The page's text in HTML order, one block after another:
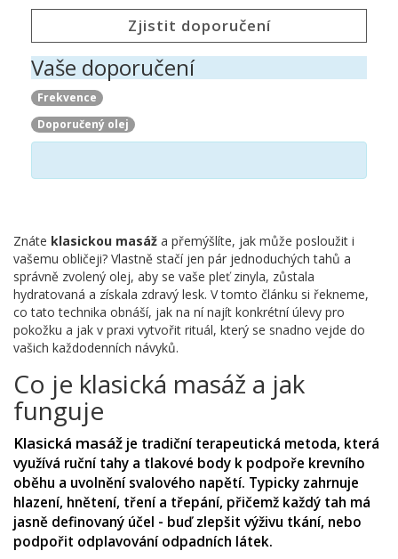
Zjistit doporučení
Vaše doporučení
Frekvence
Doporučený olej
Znáte klasickou masáž a přemýšlíte, jak může posloužit i
vašemu obličeji? Vlastně stačí jen pár jednoduchých tahů a
správně zvolený olej, aby se vaše pleť zinyla, zůstala
hydratovaná a získala zdravý lesk. V tomto článku si řekneme,
co tato technika obnáší, jak na ní najít konkrétní úlevy pro
pokožku a jak v praxi vytvořit rituál, který se snadno vejde do
vašich každodenních návyků.
Co je klasická masáž a jak
funguje
Klasická masáž je tradiční terapeutická metoda, která
využívá ruční tahy a tlakové body k podpoře krevního
oběhu a uvolnění svalového napětí. Typicky zahrnuje
hlazení, hnětení, tření a třepání, přičemž každý tah má
jasně definovaný účel - buď zlepšit výživu tkání, nebo
podpořit odplavování odpadních látek.